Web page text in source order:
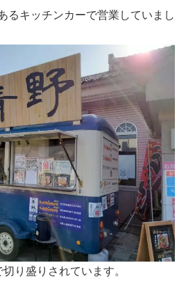
るキッチンカーで営業していまし
り盛りされています。